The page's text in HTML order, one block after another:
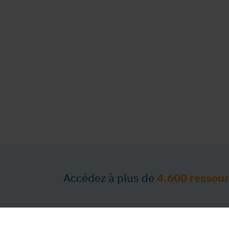
Accédez à plus de 4.600